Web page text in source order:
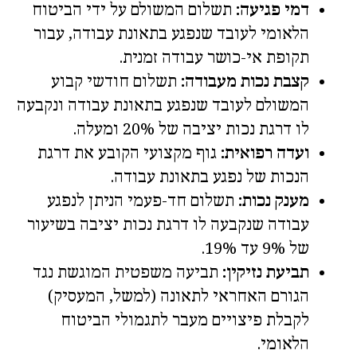
דמי פגיעה: תשלום המשולם על ידי הביטוח
הלאומי לעובד שנפגע בתאונת עבודה, עבור
תקופת אי-כושר עבודה זמנית.
קצבת נכות מעבודה: תשלום חודשי קבוע
המשולם לעובד שנפגע בתאונת עבודה ונקבעה
לו דרגת נכות יציבה של 20% ומעלה.
ועדה רפואית: גוף מקצועי הקובע את דרגת
הנכות של נפגע בתאונת עבודה.
מענק נכות: תשלום חד-פעמי הניתן לנפגע
עבודה שנקבעה לו דרגת נכות יציבה בשיעור
של 9% עד 19%.
תביעת נזיקין: תביעה משפטית המוגשת נגד
הגורם האחראי לתאונה (למשל, המעסיק)
לקבלת פיצויים מעבר לתגמולי הביטוח
הלאומי.